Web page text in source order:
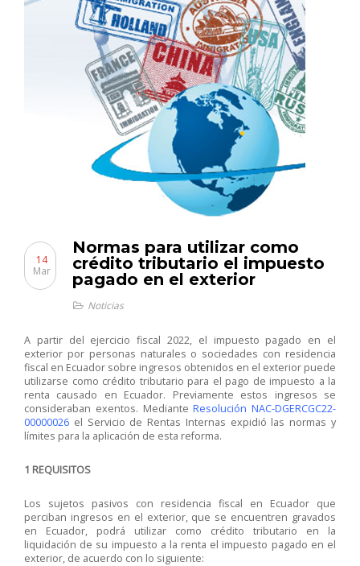
Normas para utilizar como
crédito tributario el impuesto
pagado en el exterior
14
Mar
Noticias
A partir del ejercicio fiscal 2022, el impuesto pagado en el
exterior por personas naturales o sociedades con residencia
fiscal en Ecuador sobre ingresos obtenidos en el exterior puede
utilizarse como crédito tributario para el pago de impuesto a la
renta causado en Ecuador. Previamente estos ingresos se
consideraban exentos. MedianteResolución NAC-DGERCGC22-
00000026 el Servicio de Rentas Internas expidió las normas y
límites para la aplicación de esta reforma.
1 REQUISITOS
Los sujetos pasivos con residencia fiscal en Ecuador que
perciban ingresos en el exterior, que se encuentren gravados
en Ecuador, podrá utilizar como crédito tributario en la
liquidación de su impuesto a la renta el impuesto pagado en el
exterior, de acuerdo con lo siguiente: